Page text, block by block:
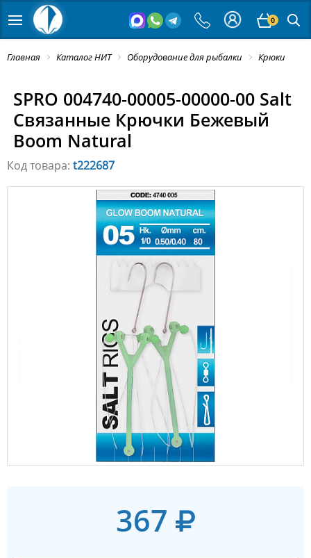
0
Главная Каталог НИТ Оборудование для рыбалки Крюки
SPRO 004740-00005-00000-00 Salt
Связанные Крючки Бежевый
Boom Natural
Код товара: t222687
367